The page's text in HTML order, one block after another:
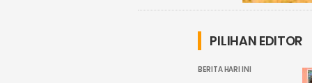
PILIHAN EDITOR
BERITA HARI INI